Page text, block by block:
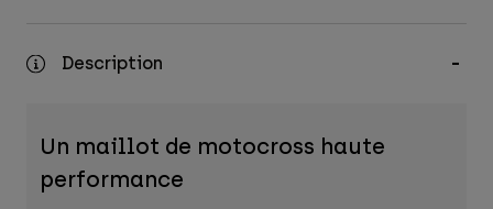
Tous les accessoires
Chapeaux et Casquettes
Voir tout
Description
Un maillot de motocross haute
performance